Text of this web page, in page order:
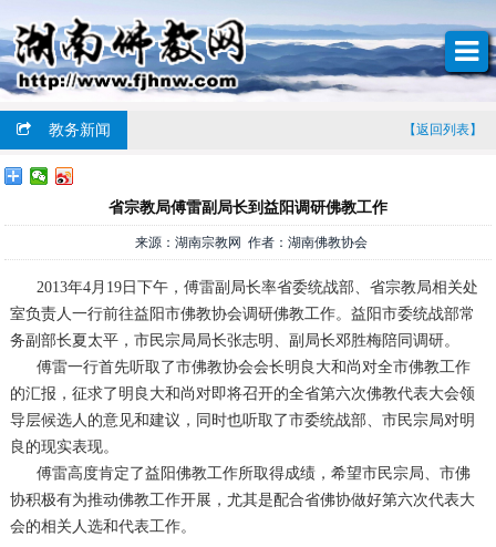
教务新闻 【返回列表】
省宗教局傅雷副局长到益阳调研佛教工作
来源：湖南宗教网 作者：湖南佛教协会
2013年4月19日下午，傅雷副局长率省委统战部、省宗教局相关处
室负责人一行前往益阳市佛教协会调研佛教工作。益阳市委统战部常
务副部长夏太平，市民宗局局长张志明、副局长邓胜梅陪同调研。
傅雷一行首先听取了市佛教协会会长明良大和尚对全市佛教工作
的汇报，征求了明良大和尚对即将召开的全省第六次佛教代表大会领
导层候选人的意见和建议，同时也听取了市委统战部、市民宗局对明
良的现实表现。
傅雷高度肯定了益阳佛教工作所取得成绩，希望市民宗局、市佛
协积极有为推动佛教工作开展，尤其是配合省佛协做好第六次代表大
会的相关人选和代表工作。